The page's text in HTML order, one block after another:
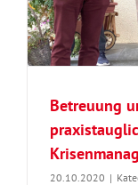
Betreuung
20.10.2020 |